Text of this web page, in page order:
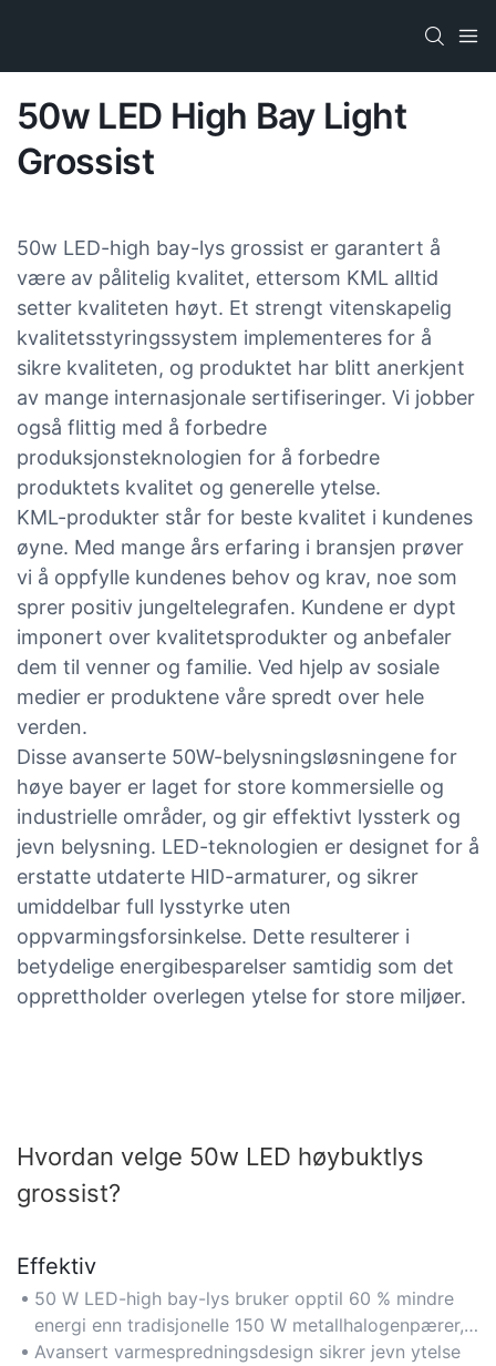
50w LED High Bay Light
Grossist
50w LED-high bay-lys grossist er garantert å
være av pålitelig kvalitet, ettersom KML alltid
setter kvaliteten høyt. Et strengt vitenskapelig
kvalitetsstyringssystem implementeres for å
sikre kvaliteten, og produktet har blitt anerkjent
av mange internasjonale sertifiseringer. Vi jobber
også flittig med å forbedre
produksjonsteknologien for å forbedre
produktets kvalitet og generelle ytelse.
KML-produkter står for beste kvalitet i kundenes
øyne. Med mange års erfaring i bransjen prøver
vi å oppfylle kundenes behov og krav, noe som
sprer positiv jungeltelegrafen. Kundene er dypt
imponert over kvalitetsprodukter og anbefaler
dem til venner og familie. Ved hjelp av sosiale
medier er produktene våre spredt over hele
verden.
Disse avanserte 50W-belysningsløsningene for
høye bayer er laget for store kommersielle og
industrielle områder, og gir effektivt lyssterk og
jevn belysning. LED-teknologien er designet for å
erstatte utdaterte HID-armaturer, og sikrer
umiddelbar full lysstyrke uten
oppvarmingsforsinkelse. Dette resulterer i
betydelige energibesparelser samtidig som det
opprettholder overlegen ytelse for store miljøer.
Hvordan velge 50w LED høybuktlys
grossist?
Effektiv
50 W LED-high bay-lys bruker opptil 60 % mindre
energi enn tradisjonelle 150 W metallhalogenpærer,
noe som reduserer strømkostnadene samtidig som
Avansert varmespredningsdesign sikrer jevn ytelse